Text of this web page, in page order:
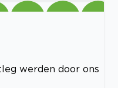
werden door ons